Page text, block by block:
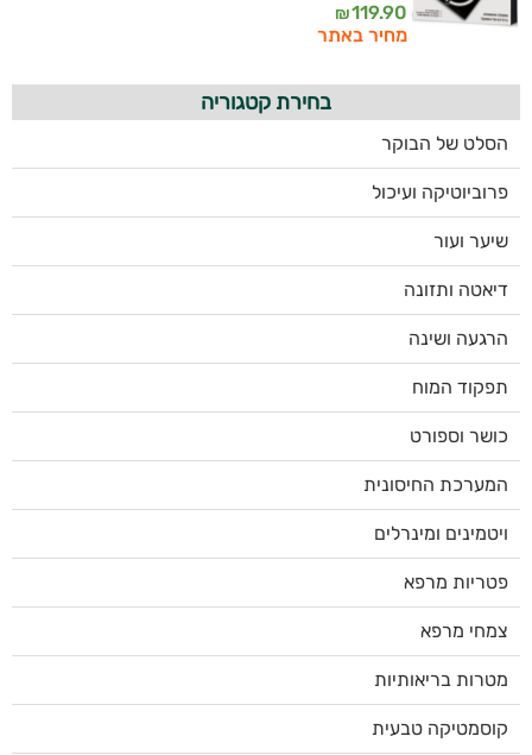
119.90
₪
מחיר באתר
בחירת קטגוריה
הסלט של הבוקר
פרוביוטיקה ועיכול
שיער ועור
דיאטה ותזונה
הרגעה ושינה
תפקוד המוח
כושר וספורט
המערכת החיסונית
ויטמינים ומינרלים
פטריות מרפא
צמחי מרפא
מטרות בריאותיות
קוסמטיקה טבעית